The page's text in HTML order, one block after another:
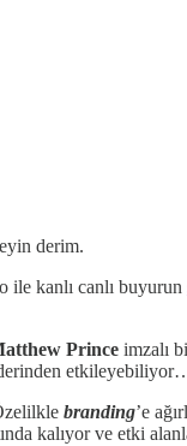
derim.
ile kanlı canlı buyurun
Prince imzalı
branding’e
kalıyor ve etki